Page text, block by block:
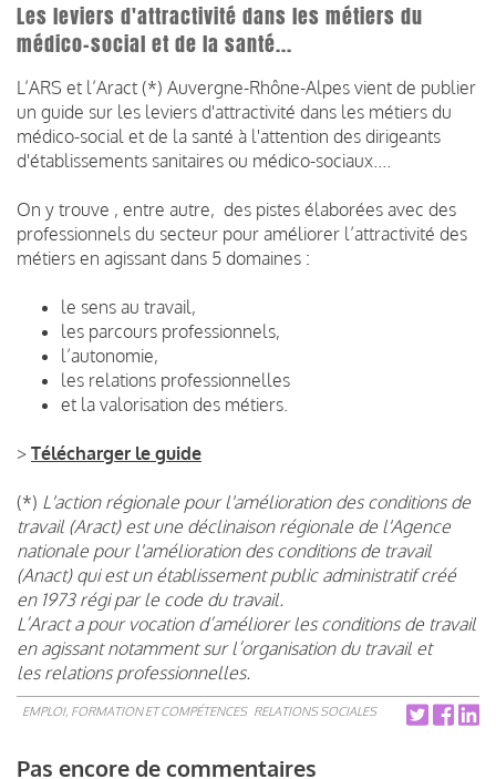
Les leviers d'attractivité dans les métiers du
médico-social et de la santé...
L’ARS et l’Aract (*) Auvergne-Rhône-Alpes vient de publier
un guide sur les leviers d'attractivité dans les métiers du
médico-social et de la santé à l'attention des dirigeants
d'établissements sanitaires ou médico-sociaux....
On y trouve , entre autre, des pistes élaborées avec des
professionnels du secteur pour améliorer l’attractivité des
métiers en agissant dans 5 domaines :
le sens au travail,
les parcours professionnels,
l’autonomie,
les relations professionnelles
et la valorisation des métiers.
> Télécharger le guide
(*) L'action régionale pour l'amélioration des conditions de
travail (Aract) est une déclinaison régionale de l'Agence
nationale pour l'amélioration des conditions de travail
(Anact) qui est un établissement public administratif créé
en 1973 régi par le code du travail.
L’Aract a pour vocation d’améliorer les conditions de travail
en agissant notamment sur l’organisation du travail et
les relations professionnelles.
EMPLOI, FORMATION ET COMPÉTENCES RELATIONS SOCIALES
Pas encore de commentaires